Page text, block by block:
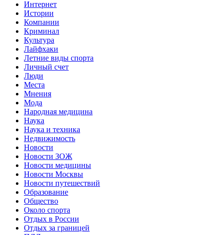
Интернет
Истории
Компании
Криминал
Культура
Лайфхаки
Летние виды спорта
Личный счет
Люди
Места
Мнения
Мода
Народная медицина
Наука
Наука и техника
Недвижимость
Новости
Новости ЗОЖ
Новости медицины
Новости Москвы
Новости путешествий
Образование
Общество
Около спорта
Отдых в России
Отдых за границей